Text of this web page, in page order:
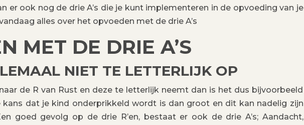
er ook nog de drie A’s die je kunt implementeren in de opvoeding van je
alles over het opvoeden met de drie A’s
MET DE DRIE A’S
NIET TE LETTERLIJK OP
de R van Rust en deze te letterlijk neemt dan is het dus bijvoorbeeld
kans dat je kind onderprikkeld wordt is dan groot en dit kan nadelig zijn
goed gevolg op de drie R’en, bestaat er ook de drie A’s; Aandacht,